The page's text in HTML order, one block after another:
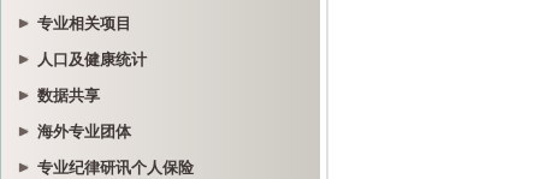
专业相关项目
人口及健康统计
数据共享
海外专业团体
专业纪律研讯个人保险